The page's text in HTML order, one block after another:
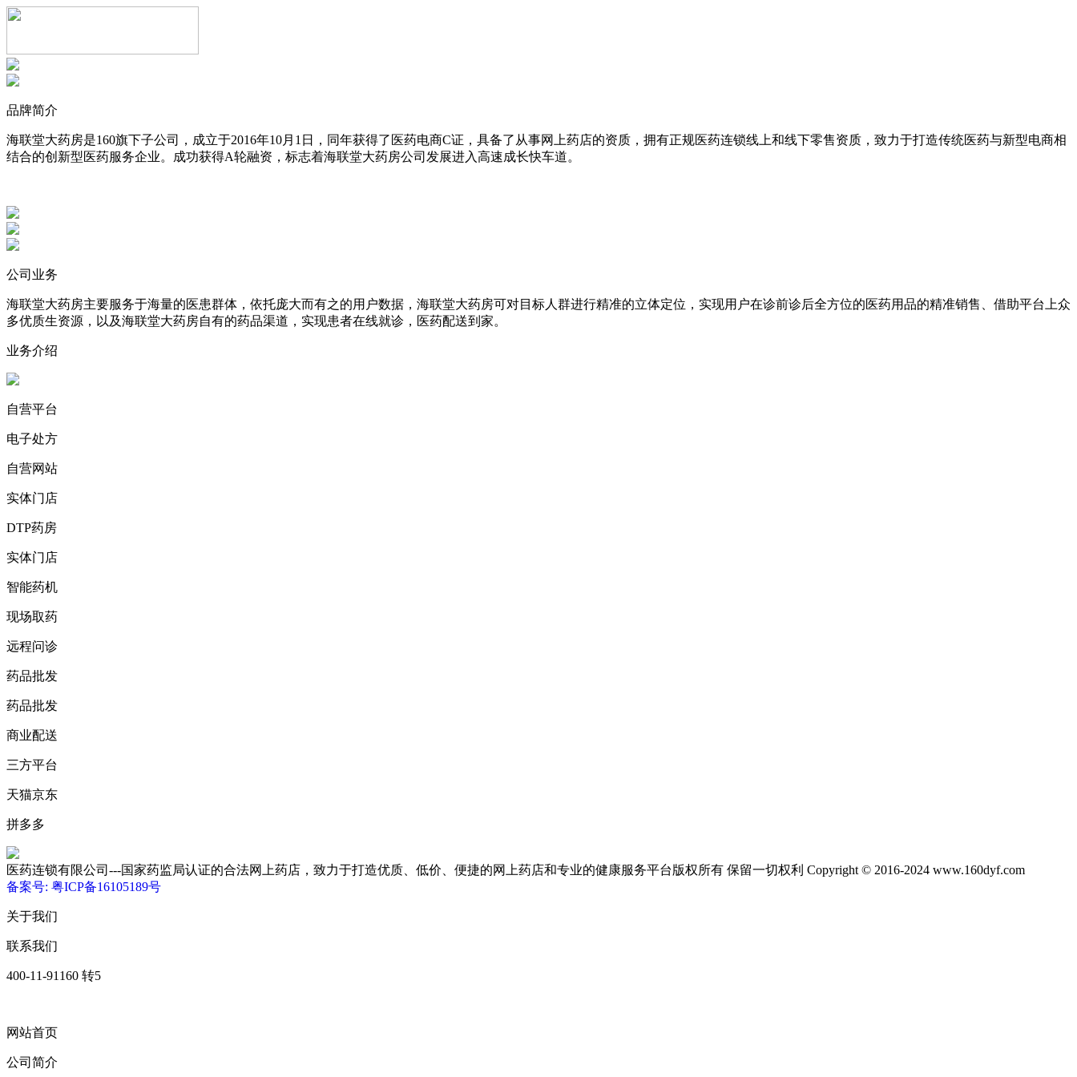
品牌简介
海联堂大药房是160旗下子公司，成立于2016年10月1日，同年获得了医药电商C证，具备了从事网上药店的资质，拥有正规医药连锁线上和线下零售资质，致力于打造传统医药与新型电商相
结合的创新型医药服务企业。成功获得A轮融资，标志着海联堂大药房公司发展进入高速成长快车道。
公司业务
海联堂大药房主要服务于海量的医患群体，依托庞大而有之的用户数据，海联堂大药房可对目标人群进行精准的立体定位，实现用户在诊前诊后全方位的医药用品的精准销售、借助平台上众
多优质生资源，以及海联堂大药房自有的药品渠道，实现患者在线就诊，医药配送到家。
业务介绍
自营平台
电子处方
自营网站
实体门店
DTP药房
实体门店
智能药机
现场取药
远程问诊
药品批发
药品批发
商业配送
三方平台
天猫京东
拼多多
医药连锁有限公司---国家药监局认证的合法网上药店，致力于打造优质、低价、便捷的网上药店和专业的健康服务平台版权所有 保留一切权利 Copyright © 2016-2024 www.160dyf.com
备案号: 粤ICP备16105189号
关于我们
联系我们
400-11-91160 转5
网站首页
公司简介